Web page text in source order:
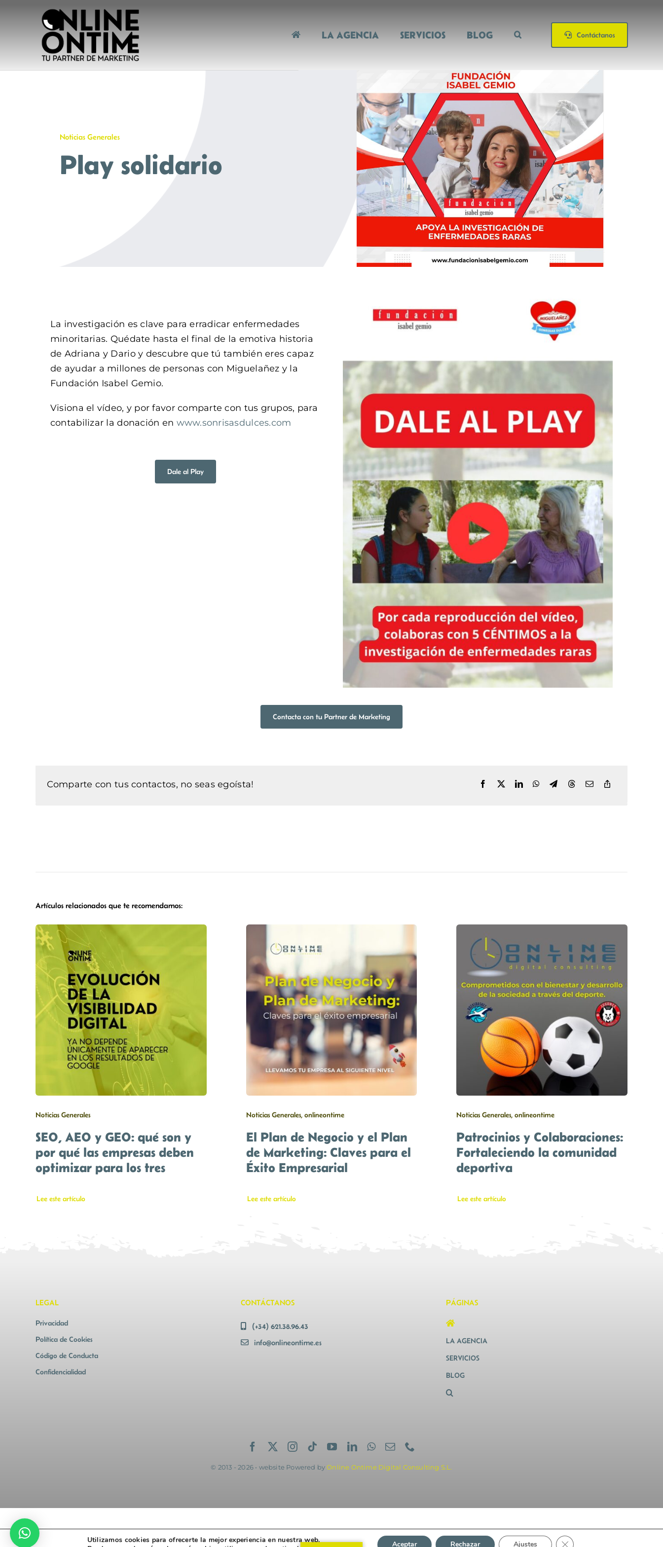
contenido
LA AGENCIA SERVICIOS BLOG Contáctanos
Noticias Generales
Play solidario
La investigación es clave para erradicar enfermedades
minoritarias. Quédate hasta el final de la emotiva historia
de Adriana y Dario y descubre que tú también eres capaz
de ayudar a millones de personas con Miguelañez y la
Fundación Isabel Gemio.
Visiona el vídeo, y por favor comparte con tus grupos, para
contabilizar la donación en www.sonrisasdulces.com
Dale al Play
Contacta con tu Partner de Marketing
Comparte con tus contactos, no seas egoísta!
Artículos relacionados que te recomendamos:
Noticias Generales
SEO, AEO y GEO: qué son y
por qué las empresas deben
optimizar para los tres
Lee este artículo
Noticias Generales, onlineontime
El Plan de Negocio y el Plan
de Marketing: Claves para el
Éxito Empresarial
Lee este artículo
Noticias Generales, onlineontime
Patrocinios y Colaboraciones:
Fortaleciendo la comunidad
deportiva
Lee este artículo
LEGAL
Privacidad
Política de Cookies
Código de Conducta
Confidencialidad
CONTÁCTANOS
(+34) 621.38.96.43
info@onlineontime.es
PÁGINAS
LA AGENCIA
SERVICIOS
BLOG
© 2013 - 2026 • website Powered byOnline Ontime Digital Consulting S.L.
Utilizamos cookies para ofrecerte la mejor experiencia en nuestra web.
Aceptar Rechazar Ajustes Cerrar el banner de cookies